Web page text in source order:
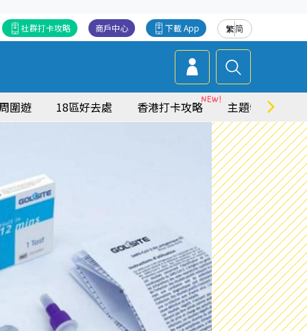
繁简
下載 App
商戶中心
社群打卡攻略
圍遊 18區好去處 香港打卡攻略 主題特集